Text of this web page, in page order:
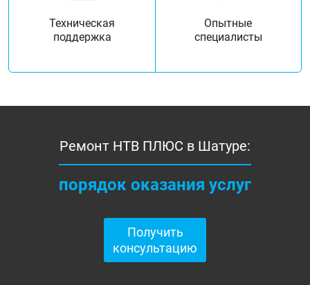
Техническая
поддержка
Опытные
специалисты
Ремонт НТВ ПЛЮС в Шатуре:
порядок оказания услуг
Получить
консультацию